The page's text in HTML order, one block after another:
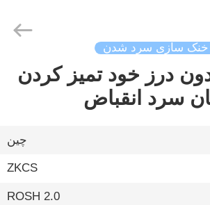
خنک سازی سرد شدن
درز خود تمیز کردن
سرد انقباض
چین
ZKCS
ROSH 2.0